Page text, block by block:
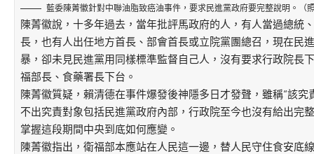
藍委陳菁徽針對中聯油脂致癌油事件，要求民進黨政府要完整說明。（
陳菁徽說，十多年過去，當年批評馬政府的人，有人當過總統
長，也有人出任地方首長、部會首長或立院黨團總召，現在民
暴，卻未見民進黨用同樣標準監督自己人，沒有要求行政院長
福部長、食藥署長下台。
陳菁徽質疑，賴清德在事件爆發後神隱多日才發聲，雖稱“該究
不出究責對象包括民進黨政府內部，行政院至今也沒有給出完
掌握這段期間中央到底如何應變。
陳菁徽指出，衛福部本應站在人民這一邊，替人民守住食安底